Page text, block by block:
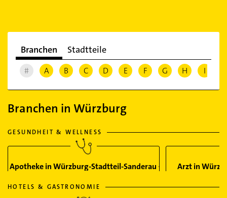
Branchen Stadtteile
# A B C D E F G H I
Branchen in Würzburg
GESUNDHEIT & WELLNESS
Apotheke in Würzburg-Stadtteil-Sanderau Arzt in
HOTELS & GASTRONOMIE